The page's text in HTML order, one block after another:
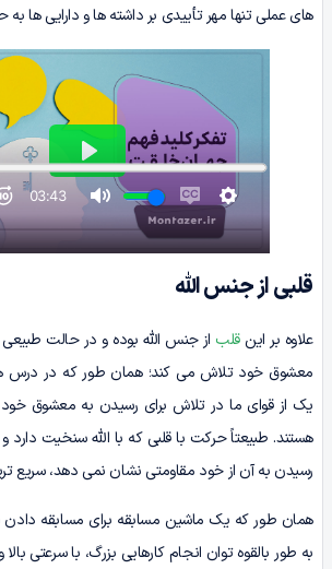
های عملی تنها مهر تأییدی بر داشته ها و دارایی ها
قلبی از جنس الله
علاوه بر این قلب از جنس الله بوده و در حالت
معشوق خود تلاش می کند؛ همان طور که در درس
یک از قوای ما در تلاش برای رسیدن به معشوق خود
هستند. طبیعتاً حرکت با قلبی که با الله سنخیت
رسیدن به آن از خود مقاومتی نشان نمی دهد، سریع
همان طور که یک ماشین مسابقه برای مسابقه
به طور بالقوه توان انجام کارهایی بزرگ، با سرعتی